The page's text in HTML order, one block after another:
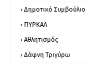
Δημοτικό Συμβούλιο
ΠΥΡΚΑΛ
Αθλητισμός
Δάφνη Τριγύρω